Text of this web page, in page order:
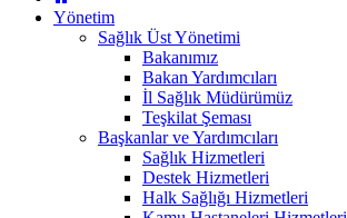
Yönetim
Sağlık Üst Yönetimi
Bakanımız
Bakan Yardımcıları
İl Sağlık Müdürümüz
Teşkilat Şeması
Başkanlar ve Yardımcıları
Sağlık Hizmetleri
Destek Hizmetleri
Halk Sağlığı Hizmetleri